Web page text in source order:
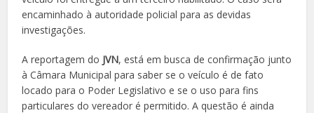
encaminhado à autoridade policial para as devidas
investigações.
A reportagem do JVN, está em busca de confirmação junto
à Câmara Municipal para saber se o veículo é de fato
locado para o Poder Legislativo e se o uso para fins
particulares do vereador é permitido. A questão é ainda